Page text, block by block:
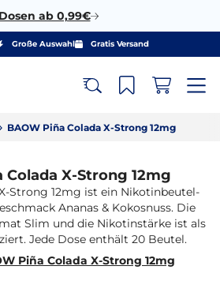
ab 0,99€
Große Auswahl Gratis Versand
BAOW Piña Colada X-Strong 12mg‎
Colada X-Strong 12mg
Strong 12mg ist ein Nikotinbeutel-
Ananas & Kokosnuss. Die
Slim und die Nikotinstärke ist als
Jede Dose enthält 20 Beutel.
Piña Colada X-Strong 12mg